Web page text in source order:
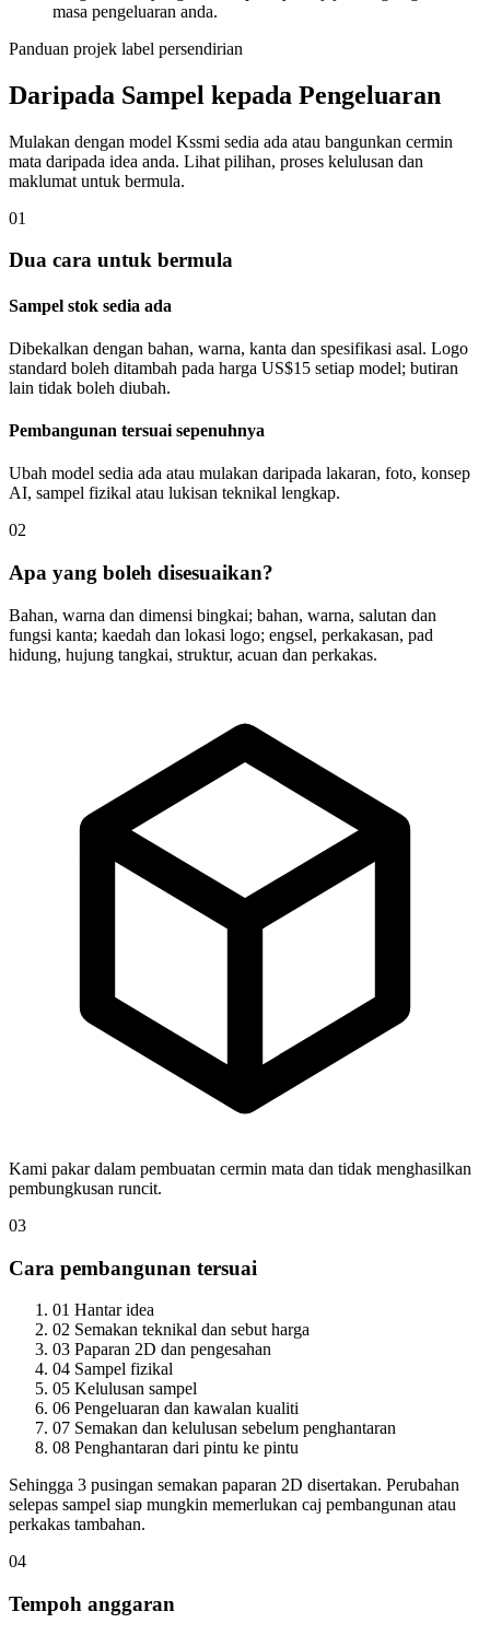
masa pengeluaran anda.
Panduan projek label persendirian
Daripada Sampel kepada Pengeluaran
Mulakan dengan model Kssmi sedia ada atau bangunkan cermin
mata daripada idea anda. Lihat pilihan, proses kelulusan dan
maklumat untuk bermula.
01
Dua cara untuk bermula
Sampel stok sedia ada
Dibekalkan dengan bahan, warna, kanta dan spesifikasi asal. Logo
standard boleh ditambah pada harga US$15 setiap model; butiran
lain tidak boleh diubah.
Pembangunan tersuai sepenuhnya
Ubah model sedia ada atau mulakan daripada lakaran, foto, konsep
AI, sampel fizikal atau lukisan teknikal lengkap.
02
Apa yang boleh disesuaikan?
Bahan, warna dan dimensi bingkai; bahan, warna, salutan dan
fungsi kanta; kaedah dan lokasi logo; engsel, perkakasan, pad
hidung, hujung tangkai, struktur, acuan dan perkakas.
Kami pakar dalam pembuatan cermin mata dan tidak menghasilkan
pembungkusan runcit.
03
Cara pembangunan tersuai
01 Hantar idea
02 Semakan teknikal dan sebut harga
03 Paparan 2D dan pengesahan
04 Sampel fizikal
05 Kelulusan sampel
06 Pengeluaran dan kawalan kualiti
07 Semakan dan kelulusan sebelum penghantaran
08 Penghantaran dari pintu ke pintu
Sehingga 3 pusingan semakan paparan 2D disertakan. Perubahan
selepas sampel siap mungkin memerlukan caj pembangunan atau
perkakas tambahan.
04
Tempoh anggaran